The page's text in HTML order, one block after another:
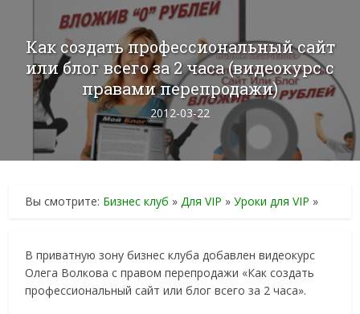
Как создать профессиональный сайт
или блог всего за 2 часа (видеокурс с
правами перепродажи)
2012-03-22
Вы смотрите: Бизнес клуб »Для VIP »Уроки для VIP »
В приватную зону бизнес клуба добавлен видеокурс
Олега Волкова с правом перепродажи «Как создать
профессиональный сайт или блог всего за 2 часа».